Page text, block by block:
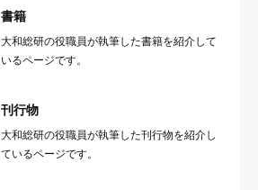
書籍
大和総研の役職員が執筆した書籍を紹介して
いるページです。
刊行物
大和総研の役職員が執筆した刊行物を紹介し
ているページです。